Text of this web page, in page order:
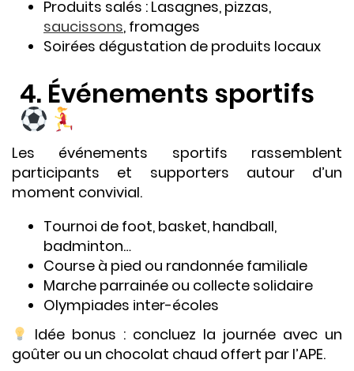
Produits salés : Lasagnes, pizzas,
saucissons, fromages
Soirées dégustation de produits locaux
4. Événements sportifs
Les événements sportifs rassemblent
participants et supporters autour d’un
moment convivial.
Tournoi de foot, basket, handball,
badminton…
Course à pied ou randonnée familiale
Marche parrainée ou collecte solidaire
Olympiades inter-écoles
Idée bonus : concluez la journée avec un
goûter ou un chocolat chaud offert par l’APE.